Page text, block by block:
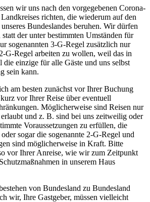
wir uns nach den vorgegebenen Corona-
richten, die wiederum auf den
Bundeslandes beruhen. Wir dürfen
statt der unter bestimmten Umständen für
sogenannten 3-G-Regel zusätzlich nur
G-Regel arbeiten zu wollen, weil das in
die einzige für alle Gäste und uns selbst
sein kann.
am besten zunächst vor Ihrer Buchung
vor Ihrer Reise über eventuell
Möglicherweise sind Reisen nur
und z. B. sind bei uns zeitweilig oder
Voraussetzungen zu erfüllen, die
sogar die sogenannte 2-G-Regel und
sind möglicherweise in Kraft. Bitte
vor Ihrer Anreise, wie wir zum Zeitpunkt
in unserem Haus
von Bundesland zu Bundesland
wir, Ihre Gastgeber, müssen vielleicht